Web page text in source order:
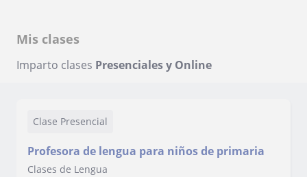
Mis clases
Imparto clases Presenciales y Online
Clase Presencial
Profesora de lengua para niños de primaria
Clases de Lengua